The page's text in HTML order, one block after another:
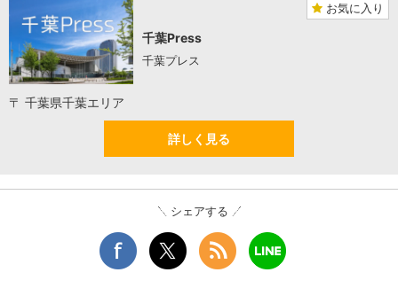
お気に入り
千葉Press
千葉プレス
〒 千葉県千葉エリア
詳しく見る
シェアする